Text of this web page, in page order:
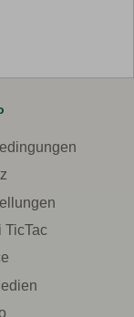
TicTac